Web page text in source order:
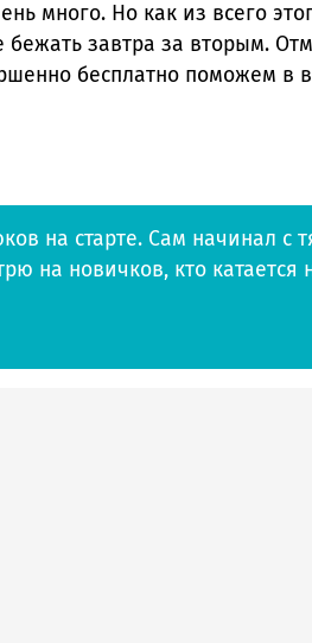
много. Но как из всего
бежать завтра за вторым.
бесплатно поможем в
на старте. Сам начинал с
на новичков, кто катается